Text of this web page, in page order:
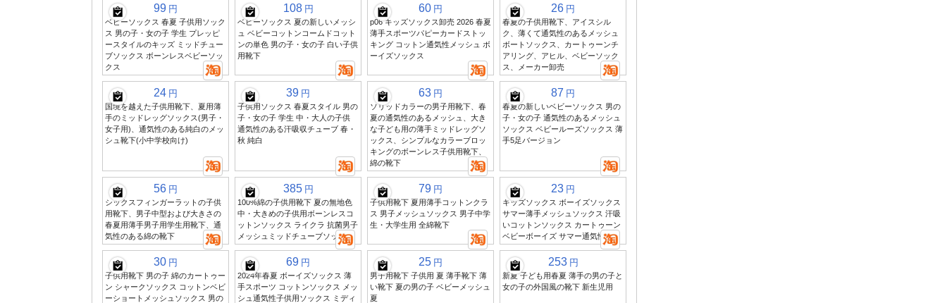
99 円
ベビーソックス 春夏 子供用ソック
ス 男の子・女の子 学生 プレッピ
ースタイルのキッズ ミッドチュー
ブソックス ボーンレスベビーソッ
クス
108 円
ベビーソックス 夏の新しいメッシ
ュ ベビーコットンコームドコット
ンの単色 男の子・女の子 白い子供
用靴下
60 円
p06 キッズソックス卸売 2026 春夏
薄手スポーツパピーカードストッ
キング コットン通気性メッシュ ボ
ーイズソックス
26 円
春夏の子供用靴下、アイスシル
ク、薄くて通気性のあるメッシュ
ボートソックス、カートゥーンチ
アリング、アヒル、ベビーソック
ス、メーカー卸売
24 円
国境を越えた子供用靴下、夏用薄
手のミッドレッグソックス(男子・
女子用)、通気性のある純白のメッ
シュ靴下(小中学校向け)
39 円
子供用ソックス 春夏スタイル 男の
子・女の子 学生 中・大人の子供
通気性のある汗吸収チューブ 春・
秋 純白
63 円
ソリッドカラーの男子用靴下、春
夏の通気性のあるメッシュ、大き
な子ども用の薄手ミッドレッグソ
ックス、シンプルなカラーブロッ
キングのボーンレス子供用靴下、
綿の靴下
87 円
春夏の新しいベビーソックス 男の
子・女の子 通気性のあるメッシュ
ソックス ベビールーズソックス 薄
手5足バージョン
56 円
シックスフィンガーラットの子供
用靴下、男子中型および大きさの
春夏用薄手男子用学生用靴下、通
気性のある綿の靴下
385 円
100%綿の子供用靴下 夏の無地色
中・大きめの子供用ボーンレスコ
ットンソックス ライクラ 抗菌男子
メッシュミッドチューブソックス
79 円
子供用靴下 夏用薄手コットンクラ
ス 男子メッシュソックス 男子中学
生・大学生用 全綿靴下
23 円
キッズソックス ボーイズソックス
サマー薄手メッシュソックス 汗吸
いコットンソックス カートゥーン
ベビーボーイズ サマー通気性
30 円
子供用靴下 男の子 綿のカートゥー
ン シャークソックス コットンベビ
ーショートメッシュソックス 男の
69 円
2024年春夏 ボーイズソックス 薄
手スポーツ コットンソックス メッ
シュ通気性子供用ソックス ミディ
25 円
男子用靴下 子供用 夏 薄手靴下 薄
い靴下 夏の男の子 ベビーメッシュ
夏
253 円
新夏 子ども用春夏 薄手の男の子と
女の子の外国風の靴下 新生児用